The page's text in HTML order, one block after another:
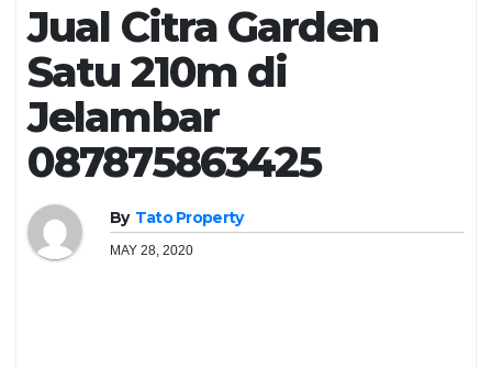
Jual Citra Garden
Satu 210m di
Jelambar
087875863425
By Tato Property
MAY 28, 2020